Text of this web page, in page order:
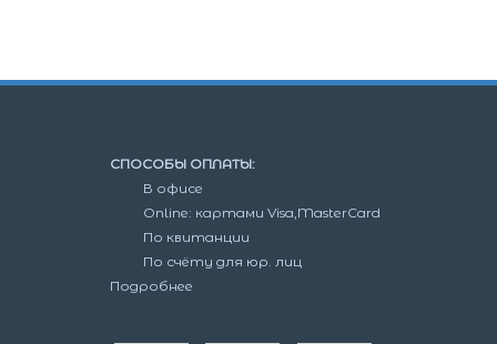
СПОСОБЫ ОПЛАТЫ:
В офисе
Online: картами Visa,MasterCard
По квитанции
По счёту для юр. лиц
Подробнее